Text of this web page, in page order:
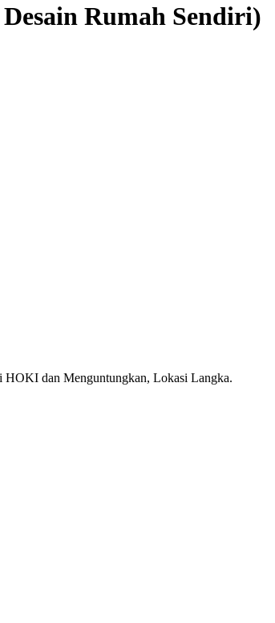
Rumah Sendiri)
HOKI dan Menguntungkan, Lokasi Langka.